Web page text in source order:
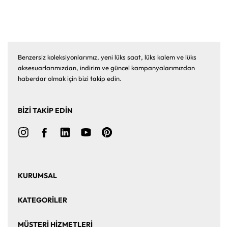
Benzersiz koleksiyonlarımız, yeni lüks saat, lüks kalem ve lüks
aksesuarlarımızdan, indirim ve güncel kampanyalarımızdan
haberdar olmak için bizi takip edin.
BİZİ TAKİP EDİN
KURUMSAL
KATEGORİLER
MÜŞTERİ HİZMETLERİ